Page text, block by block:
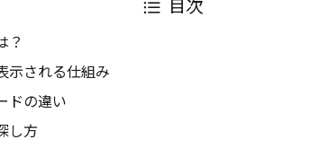
目次
？
示される仕組み
ドの違い
し方